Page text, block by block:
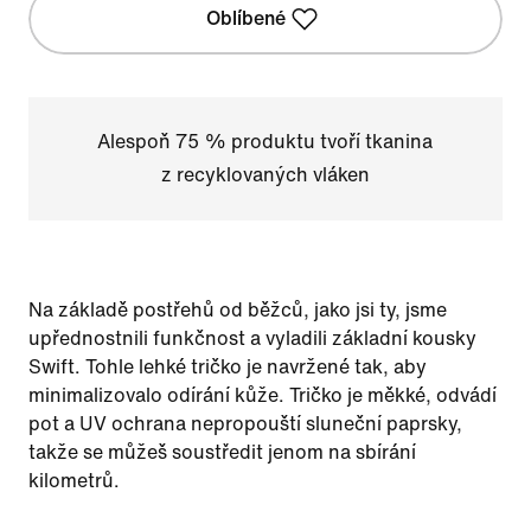
Oblíbené
Alespoň 75 % produktu tvoří tkanina
z recyklovaných vláken
Na základě postřehů od běžců, jako jsi ty, jsme
upřednostnili funkčnost a vyladili základní kousky
Swift. Tohle lehké tričko je navržené tak, aby
minimalizovalo odírání kůže. Tričko je měkké, odvádí
pot a UV ochrana nepropouští sluneční paprsky,
takže se můžeš soustředit jenom na sbírání
kilometrů.